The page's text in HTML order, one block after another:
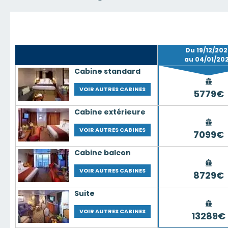
Cabine standard
VOIR AUTRES CABINES
Cabine extérieure
VOIR AUTRES CABINES
Cabine balcon
VOIR AUTRES CABINES
Suite
VOIR AUTRES CABINES
Du 19/12/
au 04/01/
5779€
7099€
8729€
13289€